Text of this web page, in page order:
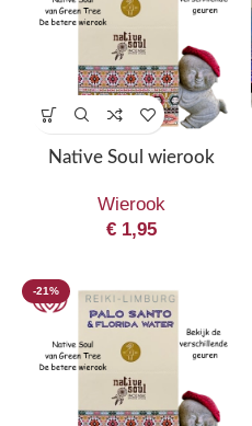
Native Soul wierook
Wierook
€1,95
-21%